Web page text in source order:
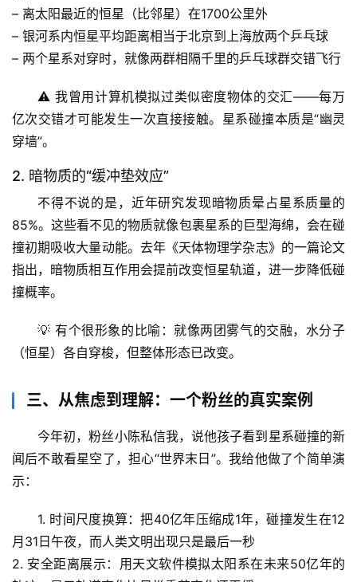
首
题
列
表
万
人
奥
秘
档
案
– 离太阳最近的恒星（比邻星）在1700公里外
– 银河系内恒星平均距离相当于北京到上海放两个乒乓球
– 两个星系对穿时，就像两群相隔千里的乒乓球群交错飞行
⚠️ 我曾用计算机模拟过类似密度物体的交汇——每万
亿次交错才可能发生一次直接接触。 星系碰撞本质是“幽灵
穿墙”。
2. 暗物质的“缓冲垫效应”
不得不说的是，近年研究发现暗物质晕占星系质量的
85%。这些看不见的物质就像包裹星系的巨型海绵，会在碰
撞初期吸收大量动能。去年《天体物理学杂志》的一篇论文
指出，暗物质相互作用会提前改变恒星轨道，进一步降低碰
撞概率。
💡 有个很形象的比喻：就像两团雾气的交融，水分子
（恒星）各自穿梭，但整体形态已改变。
三、从焦虑到理解：一个粉丝的真实案例
今年初，粉丝小陈私信我，说他孩子看到星系碰撞的新
闻后不敢看星空了，担心“世界末日”。我给他做了个简单演
示：
1. 时间尺度换算：把40亿年压缩成1年，碰撞发生在12
月31日午夜，而人类文明出现只是最后一秒
2. 安全距离展示 ：用天文软件模拟太阳系在未来50亿年的